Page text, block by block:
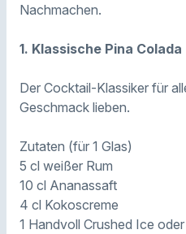
Nachmachen.
1. Klassische Pina Colada
Der Cocktail-Klassiker für
Geschmack lieben.
Zutaten (für 1 Glas)
5 cl weißer Rum
10 cl Ananassaft
4 cl Kokoscreme
1 Handvoll Crushed Ice